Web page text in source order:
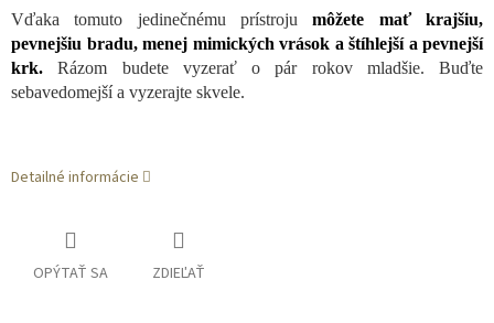
Vďaka tomuto jedinečnému prístrojumôžete mať krajšiu,
pevnejšiu bradu, menej mimických vrások a štíhlejší a pevnejší
krk. Rázom budete vyzerať o pár rokov mladšie. Buďte
sebavedomejší a vyzerajte skvele.
Detailné informácie
OPÝTAŤ SA ZDIEĽAŤ